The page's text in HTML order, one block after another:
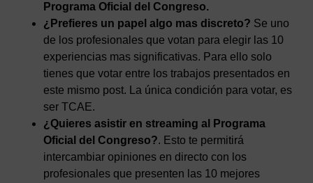
Programa Oficial del Congreso.
¿Prefieres un papel algo mas discreto? Se uno
de los profesionales que votan para elegir las 10
experiencias mas significativas. Para ello solo
tienes que votar entre los trabajos presentados en
este mismo post. La única condición para votar, es
ser TCAE.
¿Quieres asistir en streaming al Programa
Oficial del Congreso?. Esto te permitirá
intercambiar opiniones en directo con los
profesionales que presenten las 10 mejores